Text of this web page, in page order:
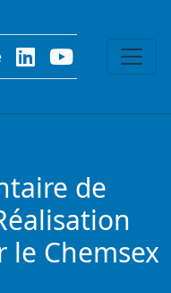
de
le Chemsex